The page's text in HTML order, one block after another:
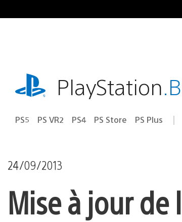
au
playstation.comPlayStation
PS5 PS VR2 PS4 PS Store PS Plus
24/09/2013
Mise à jour